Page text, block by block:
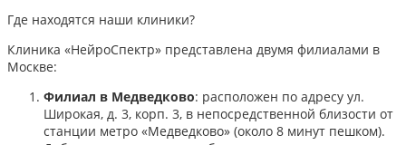
Где находятся наши клиники?
Клиника «НейроСпектр» представлена двумя филиалами в
Москве:​
Филиал в Медведково: расположен по адресу ул.
Широкая, д. 3, корп. 3, в непосредственной близости от
станции метро «Медведково» (около 8 минут пешком).